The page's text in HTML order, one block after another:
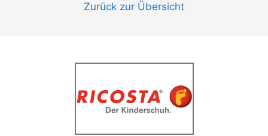
Zurück zur Übersicht